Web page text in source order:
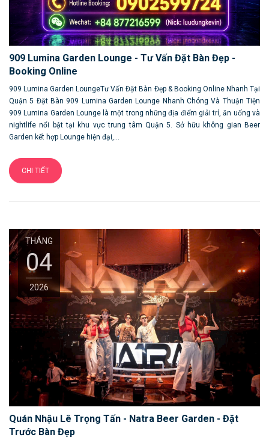
909 Lumina Garden Lounge - Tư Vấn Đặt Bàn Đẹp -
Booking Online
909 Lumina Garden LoungeTư Vấn Đặt Bàn Đẹp & Booking Online Nhanh Tại
Quận 5 Đặt Bàn 909 Lumina Garden Lounge Nhanh Chóng Và Thuận Tiện
909 Lumina Garden Lounge là một trong những địa điểm giải trí, ăn uống và
nightlife nổi bật tại khu vực trung tâm Quận 5. Sở hữu không gian Beer
Garden kết hợp Lounge hiện đại,...
CHI TIẾT
THÁNG
04
2026
Quán Nhậu Lê Trọng Tấn - Natra Beer Garden - Đặt
Trước Bàn Đẹp